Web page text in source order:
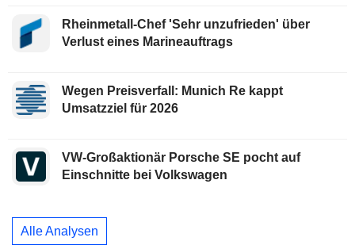
Rheinmetall-Chef 'Sehr unzufrieden' über
Verlust eines Marineauftrags
Wegen Preisverfall: Munich Re kappt
Umsatzziel für 2026
VW-Großaktionär Porsche SE pocht auf
Einschnitte bei Volkswagen
Alle Analysen